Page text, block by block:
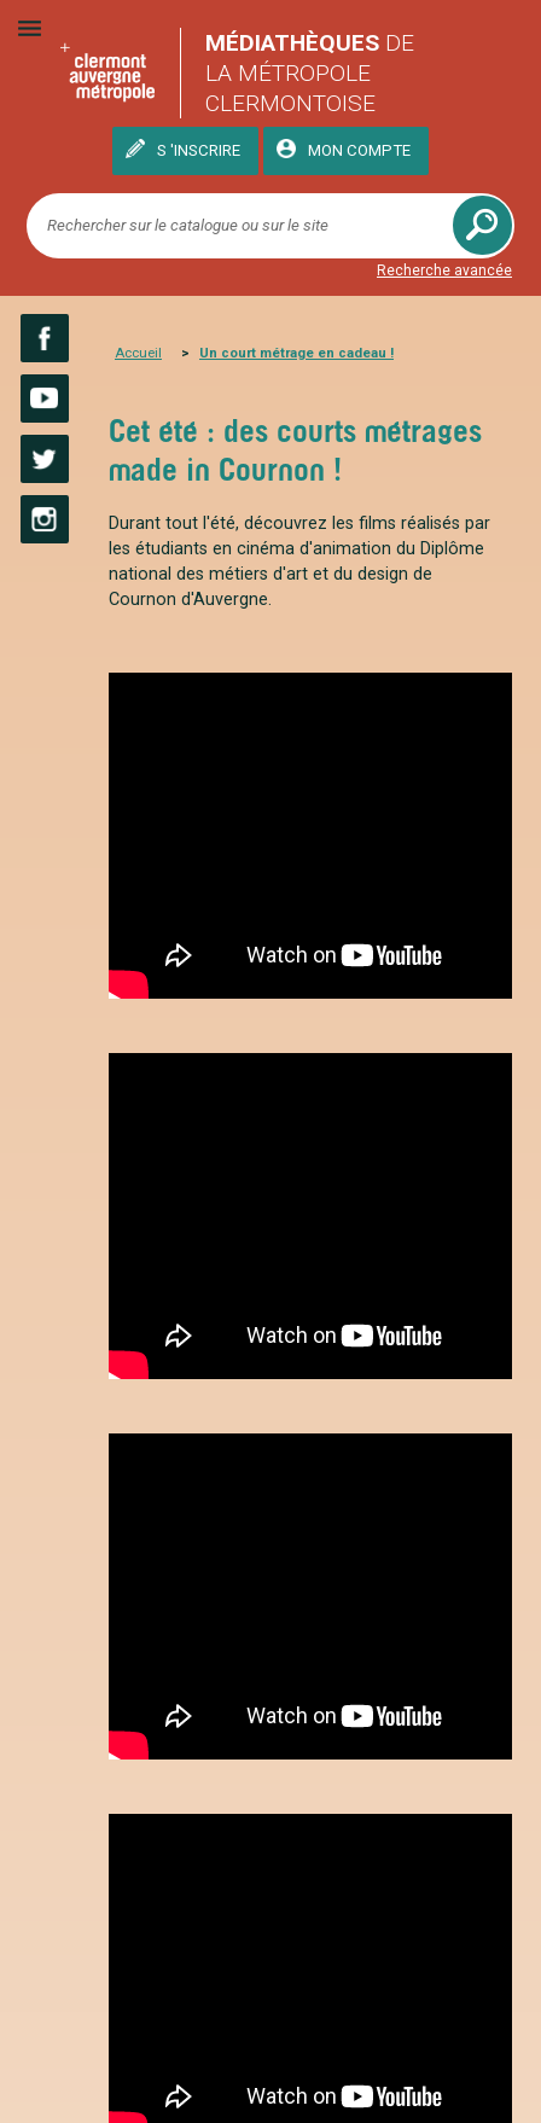
MÉDIATHÈQUES DE
LA MÉTROPOLE
CLERMONTOISE
S 'INSCRIRE MON COMPTE
Recherche avancée
Accueil Un court métrage en cadeau !
Cet été : des courts métrages
made in Cournon !
Durant tout l'été, découvrez les films réalisés par
les étudiants en cinéma d'animation du Diplôme
national des métiers d'art et du design de
Cournon d'Auvergne.
Facebook
YouTube
Twitter